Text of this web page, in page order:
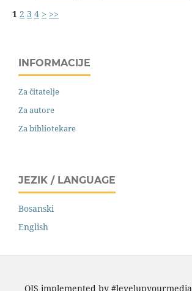
1 2 3 4 > >>
INFORMACIJE
Za čitatelje
Za autore
Za bibliotekare
JEZIK / LANGUAGE
Bosanski
English
OJS implemented by #levelupyourmedia